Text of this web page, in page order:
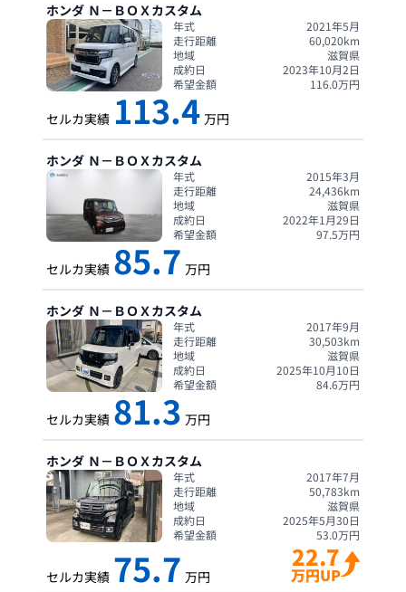
ホンダ Ｎ－ＢＯＸカスタム
年式
2021年5月
走行距離
60,020km
地域
滋賀県
成約日
2023年10月2日
希望金額
116.0万円
セルカ実績 113.4 万円
ホンダ Ｎ－ＢＯＸカスタム
年式
2015年3月
走行距離
24,436km
地域
滋賀県
成約日
2022年1月29日
希望金額
97.5万円
セルカ実績 85.7 万円
ホンダ Ｎ－ＢＯＸカスタム
年式
2017年9月
走行距離
30,503km
地域
滋賀県
成約日
2025年10月10日
希望金額
84.6万円
セルカ実績 81.3 万円
ホンダ Ｎ－ＢＯＸカスタム
年式
2017年7月
走行距離
50,783km
地域
滋賀県
成約日
2025年5月30日
希望金額
53.0万円
セルカ実績 75.7 万円
22.7
万円UP